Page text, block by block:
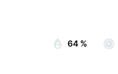
64 %